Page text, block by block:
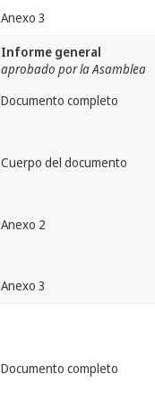
Anexo 3
Informe general
aprobado por la Asamblea
Documento completo
Cuerpo del documento
Anexo 2
Anexo 3
Documento completo